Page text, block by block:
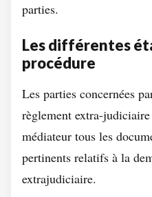
parties.
Les différentes
procédure
Les parties concernées
règlement extra-
médiateur tous les
pertinents relatifs à la
extrajudiciaire.